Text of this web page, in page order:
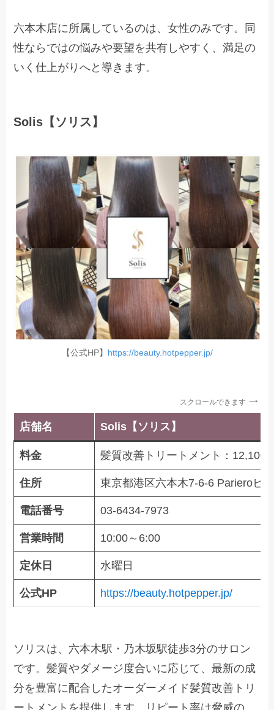
六本木店に所属しているのは、女性のみです。同
性ならではの悩みや要望を共有しやすく、満足の
いく仕上がりへと導きます。
Solis【ソリス】
【公式HP】 https://beauty.hotpepper.jp/
スクロールできます
店舗名 Solis【ソリス】
料金 髪質改善トリートメント：12,100
住所 東京都港区六本木7-6-6 Parieroビ
電話番号 03-6434-7973
営業時間 10:00～6:00
定休日 水曜日
公式HP https://beauty.hotpepper.jp/
ソリスは、六本木駅・乃木坂駅徒歩3分のサロン
です。髪質やダメージ度合いに応じて、最新の成
分を豊富に配合したオーダーメイド髪質改善トリ
ートメントを提供します。リピート率は脅威の